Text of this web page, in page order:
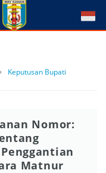
Keputusan Bupati
Nomor:
Matnur